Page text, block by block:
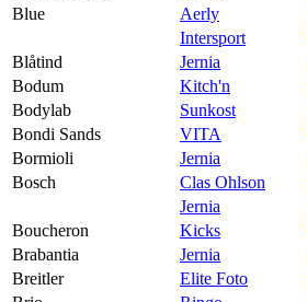
Blue
Aerly
Intersport
Blåtind
Jernia
Bodum
Kitch'n
Bodylab
Sunkost
Bondi Sands
VITA
Bormioli
Jernia
Bosch
Clas Ohlson
Jernia
Boucheron
Kicks
Brabantia
Jernia
Breitler
Elite Foto